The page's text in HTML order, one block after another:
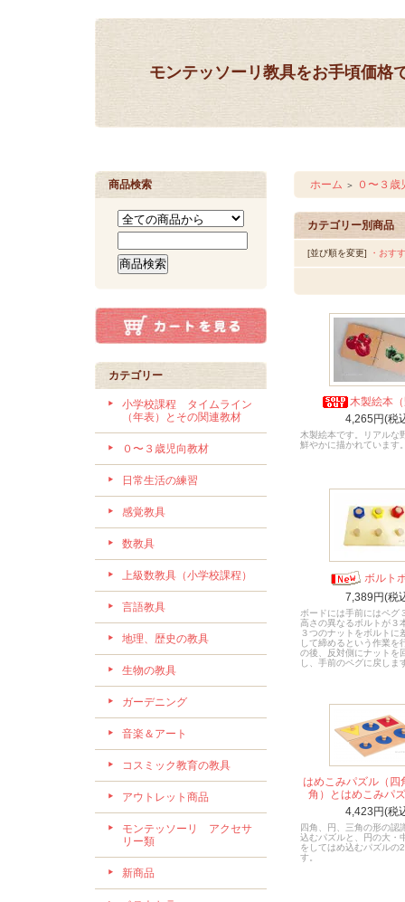
モンテッソーリ教具をお手頃価格
商品検索
カテゴリー
小学校課程 タイムライン
（年表）とその関連教材
０〜３歳児向教材
日常生活の練習
感覚教具
数教具
上級数教具（小学校課程）
言語教具
地理、歴史の教具
生物の教具
ガーデニング
音楽＆アート
コスミック教育の教具
アウトレット商品
モンテッソーリ アクセサ
リー類
新商品
ホーム ＞ ０〜３歳
カテゴリー別商品
[並び順を変更] ・おす
木製絵本
4,265円(税
木製絵本です。リアルな
鮮やかに描かれています
ボルト
7,389円(税
ボードには手前にはペグ
高さの異なるボルトが３
３つのナットをボルトに
して締めるという作業を
の後、反対側にナットを
し、手前のペグに戻しま
はめこみパズル（四
角）とはめこみパ
4,423円(税
四角、円、三角の形の認
込むパズルと、円の大・
をしてはめ込むパズルの
す。